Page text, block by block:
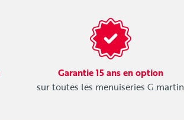
Garantie 15 ans en option
sur toutes les menuiseries G.martin